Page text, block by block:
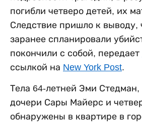
погибли четверо детей, их
Следствие пришло к
заранее спланировали
покончили с собой, передает
ссылкой на New York Post.
Тела 64-летней Эми Стедман,
дочери Сары Майерс и
обнаружены в квартире в